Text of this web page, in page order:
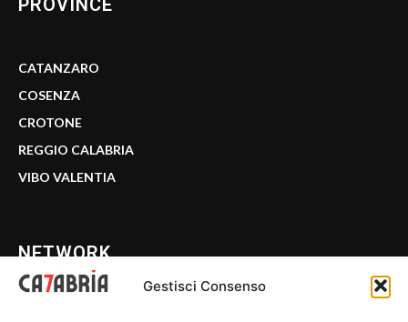
Gestisci Consenso
PROVINCE
CATANZARO
COSENZA
CROTONE
REGGIO CALABRIA
VIBO VALENTIA
NETWORK